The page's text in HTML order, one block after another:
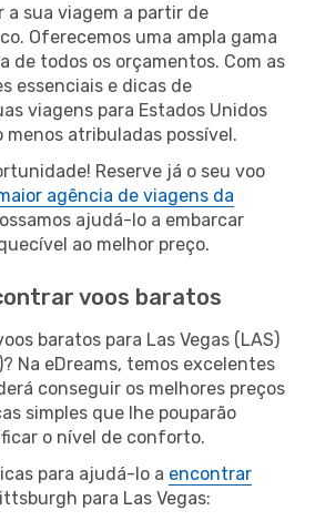
a sua viagem a partir de
Oferecemos uma ampla gama
de todos os orçamentos. Com as
essenciais e dicas de
viagens para Estados Unidos
menos atribuladas possível.
Reserve já o seu voo
agência de viagens da
ajudá-lo a embarcar
ao melhor preço.
voos baratos
baratos para Las Vegas (LAS)
Na eDreams, temos excelentes
conseguir os melhores preços
simples que lhe pouparão
o nível de conforto.
para ajudá-lo a encontrar
para Las Vegas: